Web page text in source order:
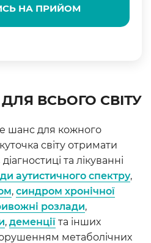
НА ПРИЙОМ
ВСЬОГО СВІТУ
шанс для кожного
світу отримати
та лікуванні
аутистичного спектру,
, синдром хронічної
розлади,
, деменції та інших
метаболічних